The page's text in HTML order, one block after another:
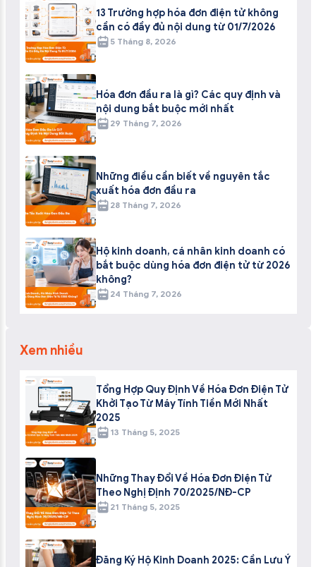
13 Trường hợp hóa đơn điện tử không
cần có đầy đủ nội dung từ 01/7/2026
5 Tháng 8, 2026
Hóa đơn đầu ra là gì? Các quy định và
nội dung bắt buộc mới nhất
29 Tháng 7, 2026
Những điều cần biết về nguyên tắc
xuất hóa đơn đầu ra
28 Tháng 7, 2026
Hộ kinh doanh, cá nhân kinh doanh có
bắt buộc dùng hóa đơn điện tử từ 2026
không?
24 Tháng 7, 2026
Xem nhiều
Tổng Hợp Quy Định Về Hóa Đơn Điện Tử
Khởi Tạo Từ Máy Tính Tiền Mới Nhất
2025
13 Tháng 5, 2025
Những Thay Đổi Về Hóa Đơn Điện Tử
Theo Nghị Định 70/2025/NĐ-CP
21 Tháng 5, 2025
Đăng Ký Hộ Kinh Doanh 2025: Cần Lưu Ý